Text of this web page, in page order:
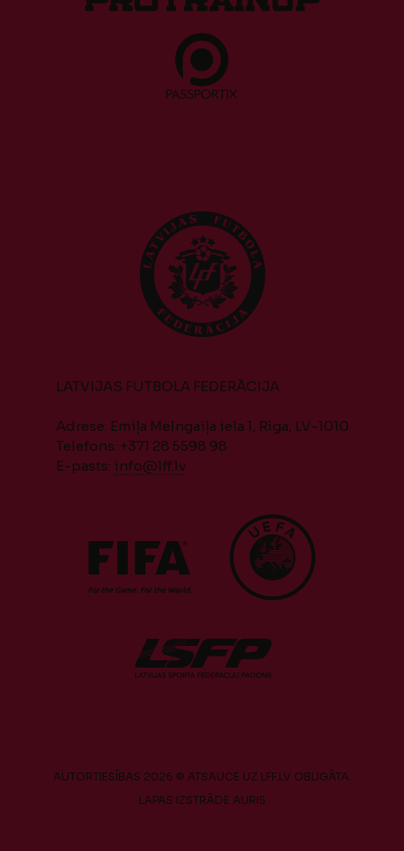
LATVIJAS FUTBOLA FEDERĀCIJA
Adrese: Emiļa Melngaiļa iela 1, Rīga, LV-1010
Telefons: +371 28 5598 98
E-pasts: info@lff.lv
AUTORTIESĪBAS 2026 © ATSAUCE UZ LFF.LV OBLIGĀTA.
LAPAS IZSTRĀDE AURIS